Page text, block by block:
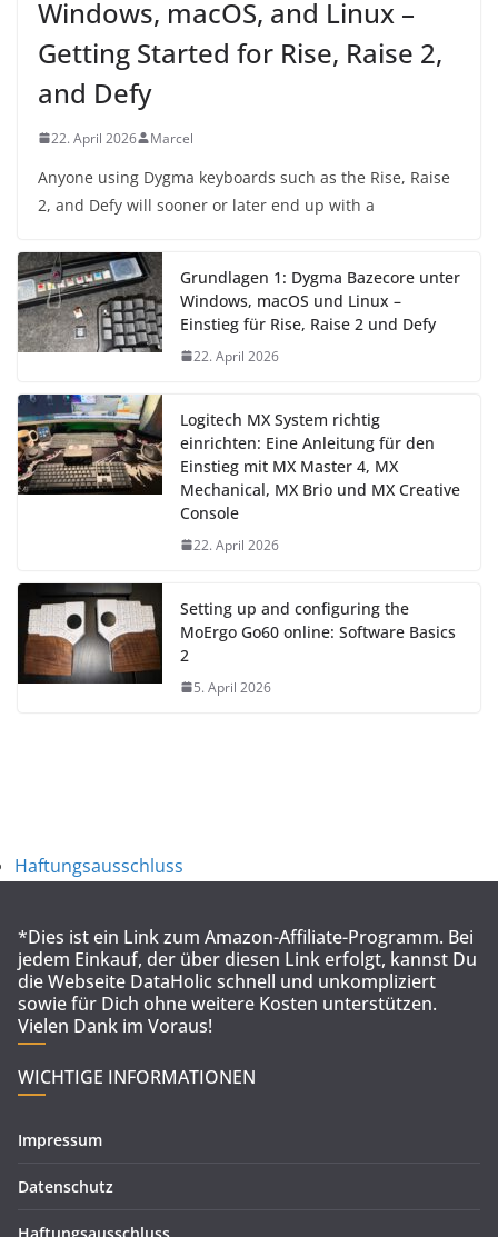
Windows, macOS, and Linux –
Getting Started for Rise, Raise 2,
and Defy
22. April 2026 Marcel
Anyone using Dygma keyboards such as the Rise, Raise
2, and Defy will sooner or later end up with a
Grundlagen 1: Dygma Bazecore unter
Windows, macOS und Linux –
Einstieg für Rise, Raise 2 und Defy
22. April 2026
Logitech MX System richtig
einrichten: Eine Anleitung für den
Einstieg mit MX Master 4, MX
Mechanical, MX Brio und MX Creative
Console
22. April 2026
Setting up and configuring the
MoErgo Go60 online: Software Basics
2
5. April 2026
Haftungsausschluss
*Dies ist ein Link zum Amazon-Affiliate-Programm. Bei
jedem Einkauf, der über diesen Link erfolgt, kannst Du
die Webseite DataHolic schnell und unkompliziert
sowie für Dich ohne weitere Kosten unterstützen.
Vielen Dank im Voraus!
WICHTIGE INFORMATIONEN
Impressum
Datenschutz